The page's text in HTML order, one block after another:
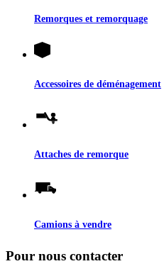
Remorques et remorquage
Accessoires de déménagement
Attaches de remorque
Camions à vendre
Pour nous contacter